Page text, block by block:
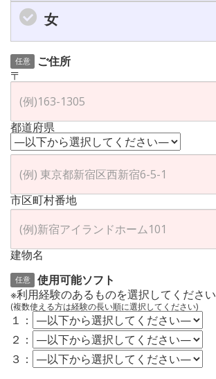
女
任意
ご住所
〒
都道府県
市区町村番地
建物名
任意
使用可能ソフト
※利用経験のあるものを選択してください
(複数使える方は経験の長い順に選択してください)
１：
２：
３：